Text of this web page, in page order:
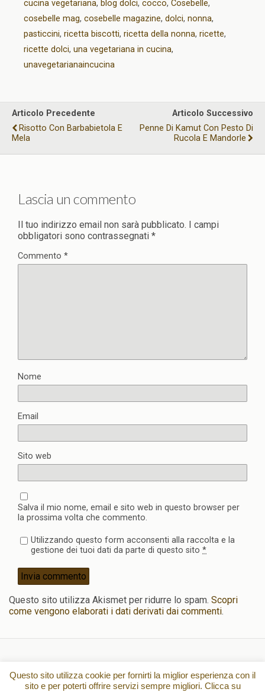
cucina vegetariana, blog dolci, cocco, Cosebelle,
cosebelle mag, cosebelle magazine, dolci, nonna,
pasticcini, ricetta biscotti, ricetta della nonna, ricette,
ricette dolci, una vegetariana in cucina,
unavegetarianaincucina
Articolo Precedente
Risotto Con Barbabietola E
Mela
Articolo Successivo
Penne Di Kamut Con Pesto Di
Rucola E Mandorle
Lascia un commento
Il tuo indirizzo email non sarà pubblicato. I campi
obbligatori sono contrassegnati *
Commento *
Nome
Email
Sito web
Salva il mio nome, email e sito web in questo browser per
la prossima volta che commento.
Utilizzando questo form acconsenti alla raccolta e la
gestione dei tuoi dati da parte di questo sito *
Questo sito utilizza Akismet per ridurre lo spam. Scopri
come vengono elaborati i dati derivati dai commenti.
Torna su
Questo sito utilizza cookie per fornirti la miglior esperienza con il
sito e per poterti offrire servizi sempre migliori. Clicca su